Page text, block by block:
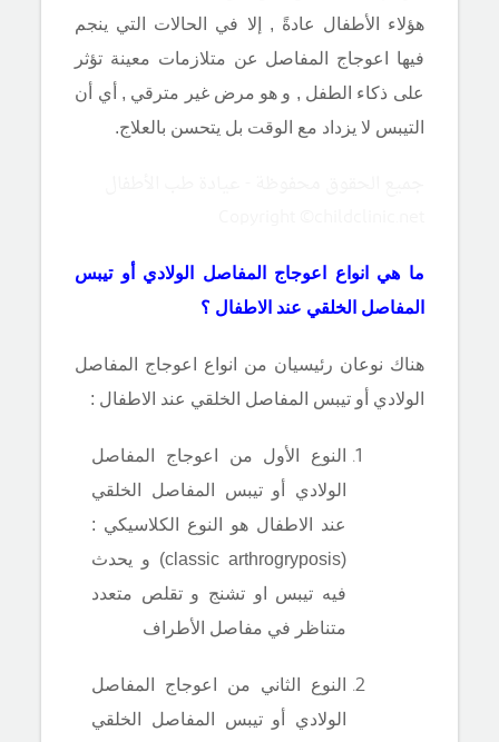
هؤلاء الأطفال عادةً , إلا في الحالات التي ينجم
فيها اعوجاج المفاصل عن متلازمات معينة تؤثر
على ذكاء الطفل , و هو مرض غير مترقي , أي أن
التيبس لا يزداد مع الوقت بل يتحسن بالعلاج.
ما هي انواع اعوجاج المفاصل الولادي أو تيبس
المفاصل الخلقي عند الاطفال ؟
هناك نوعان رئيسيان من انواع اعوجاج المفاصل
الولادي أو تيبس المفاصل الخلقي عند الاطفال :
النوع الأول من اعوجاج المفاصل
الولادي أو تيبس المفاصل الخلقي
عند الاطفال هو النوع الكلاسيكي :
(classic arthrogryposis) و يحدث
فيه تيبس او تشنج و تقلص متعدد
متناظر في مفاصل الأطراف
النوع الثاني من اعوجاج المفاصل
الولادي أو تيبس المفاصل الخلقي